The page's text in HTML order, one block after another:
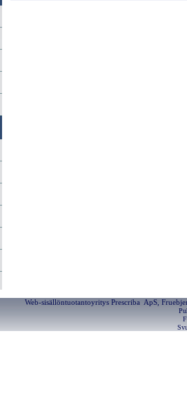
Web-sisällöntuotantoyritys Prescriba ApS,